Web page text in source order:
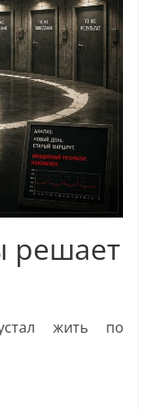
решает
жить по